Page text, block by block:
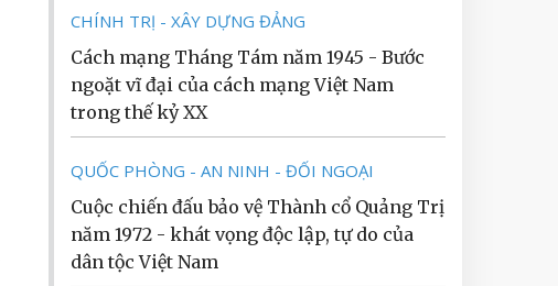
CHÍNH TRỊ - XÂY DỰNG ĐẢNG
Cách mạng Tháng Tám năm 1945 - Bước
ngoặt vĩ đại của cách mạng Việt Nam
trong thế kỷ XX
QUỐC PHÒNG - AN NINH - ĐỐI NGOẠI
Cuộc chiến đấu bảo vệ Thành cổ Quảng Trị
năm 1972 - khát vọng độc lập, tự do của
dân tộc Việt Nam